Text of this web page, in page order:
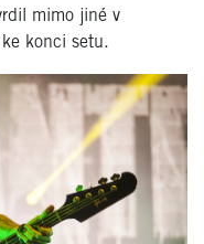
mimo jiné v
konci setu.